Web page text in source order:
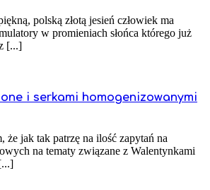
polską złotą jesień człowiek ma
w promieniach słońca którego już
[...]
i serkami homogenizowanymi
że jak tak patrzę na ilość zapytań na
na tematy związane z Walentynkami